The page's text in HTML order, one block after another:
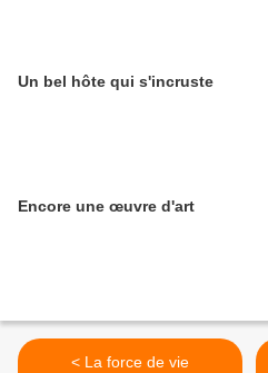
Un bel hôte qui s'incruste
Encore une œuvre d'art
< La force de vie